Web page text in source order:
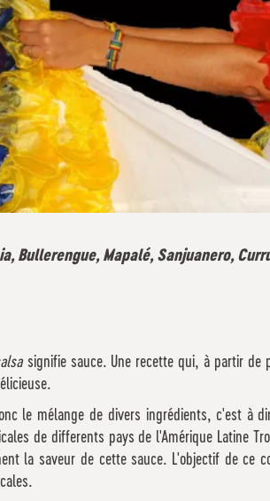
Bullerengue, Mapalé, Sanjuanero,
signifie sauce. Une recette qui, à partir de
le mélange de divers ingrédients, c'est à
de differents pays de l'Amérique Latine
la saveur de cette sauce. L'objectif de ce